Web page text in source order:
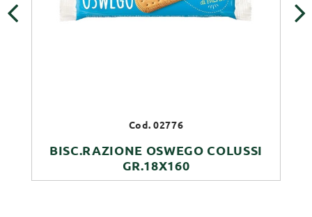
Cod. 02776
BISC.RAZIONE OSWEGO COLUSSI
GR.18X160